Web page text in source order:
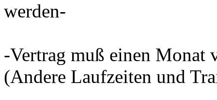
werden-
-Vertrag muß einen Monat
(Andere Laufzeiten und